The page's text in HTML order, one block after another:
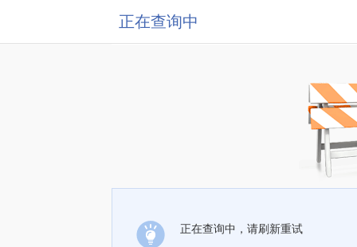
正在查询中
正在查询中，请刷新重试